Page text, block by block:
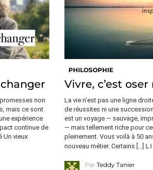
non
mais ce sont
expérience
continue de
Un vieux
PHILOSOPHIE
Vivre, c’est
La vie n’est pas une ligne
de réussites ni une
est un voyage — sauvage,
— mais tellement riche pour
pleinement. Vous voilà à 50
nouveau métier. Certains […]
Par Teddy Tanier